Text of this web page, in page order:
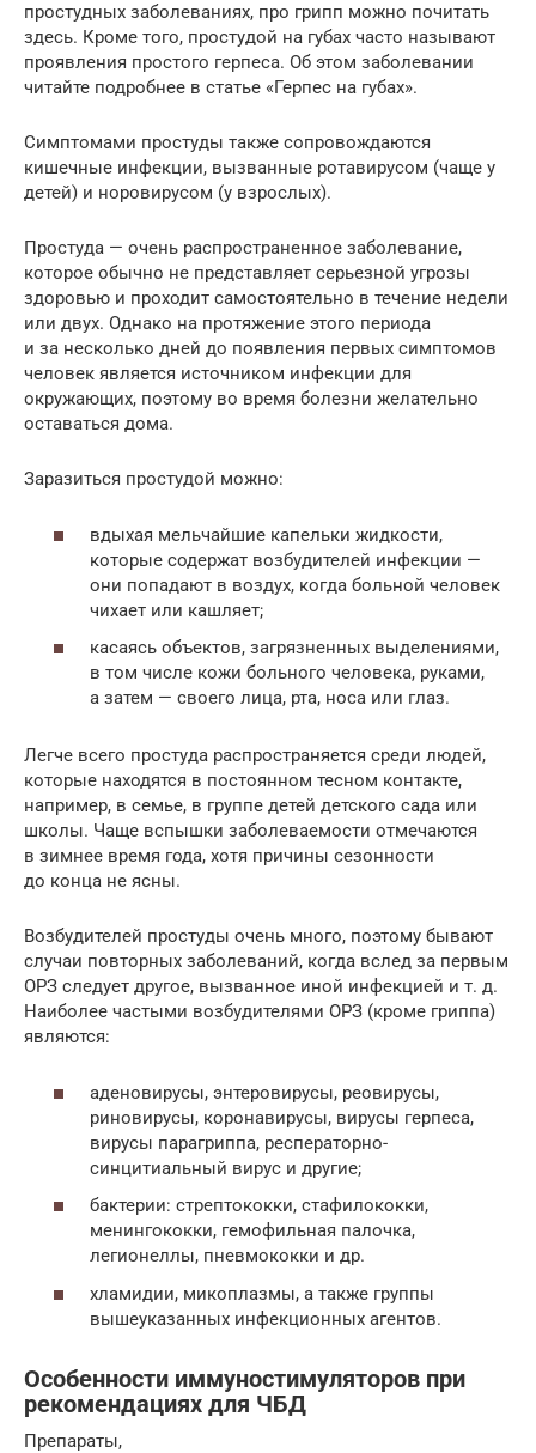
простудных заболеваниях, про грипп можно почитать
здесь. Кроме того, простудой на губах часто называют
проявления простого герпеса. Об этом заболевании
читайте подробнее в статье «Герпес на губах».
Симптомами простуды также сопровождаются
кишечные инфекции, вызванные ротавирусом (чаще у
детей) и норовирусом (у взрослых).
Простуда — очень распространенное заболевание,
которое обычно не представляет серьезной угрозы
здоровью и проходит самостоятельно в течение недели
или двух. Однако на протяжение этого периода
и за несколько дней до появления первых симптомов
человек является источником инфекции для
окружающих, поэтому во время болезни желательно
оставаться дома.
Заразиться простудой можно:
вдыхая мельчайшие капельки жидкости,
которые содержат возбудителей инфекции —
они попадают в воздух, когда больной человек
чихает или кашляет;
касаясь объектов, загрязненных выделениями,
в том числе кожи больного человека, руками,
а затем — своего лица, рта, носа или глаз.
Легче всего простуда распространяется среди людей,
которые находятся в постоянном тесном контакте,
например, в семье, в группе детей детского сада или
школы. Чаще вспышки заболеваемости отмечаются
в зимнее время года, хотя причины сезонности
до конца не ясны.
Возбудителей простуды очень много, поэтому бывают
случаи повторных заболеваний, когда вслед за первым
ОРЗ следует другое, вызванное иной инфекцией и т. д.
Наиболее частыми возбудителями ОРЗ (кроме гриппа)
являются:
аденовирусы, энтеровирусы, реовирусы,
риновирусы, коронавирусы, вирусы герпеса,
вирусы парагриппа, респераторно-
синцитиальный вирус и другие;
бактерии: стрептококки, стафилококки,
менингококки, гемофильная палочка,
легионеллы, пневмококки и др.
хламидии, микоплазмы, а также группы
вышеуказанных инфекционных агентов.
Особенности иммуностимуляторов при
рекомендациях для ЧБД
Препараты,